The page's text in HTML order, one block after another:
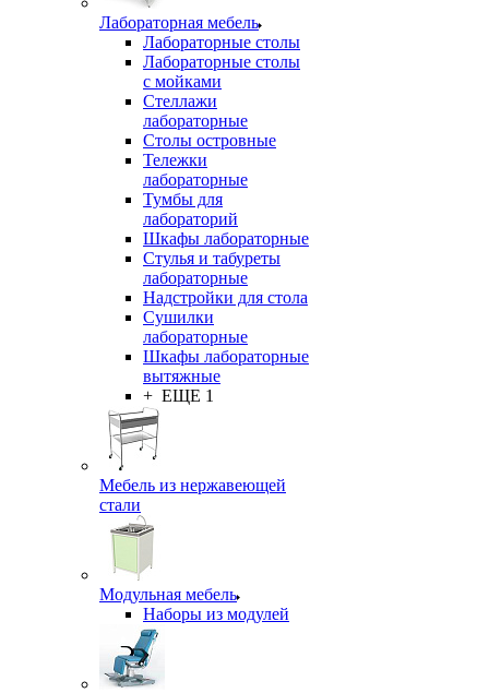
Лабораторная мебель
Лабораторные столы
Лабораторные столы
с мойками
Стеллажи
лабораторные
Столы островные
Тележки
лабораторные
Тумбы для
лабораторий
Шкафы лабораторные
Стулья и табуреты
лабораторные
Надстройки для стола
Сушилки
лабораторные
Шкафы лабораторные
вытяжные
+ ЕЩЕ 1
Мебель из нержавеющей
стали
Модульная мебель
Наборы из модулей